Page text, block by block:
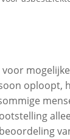
oploopt,